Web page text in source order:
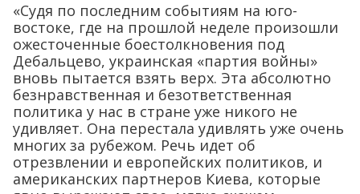
«Судя по последним событиям на юго-
востоке, где на прошлой неделе произошли
ожесточенные боестолкновения под
Дебальцево, украинская «партия войны»
вновь пытается взять верх. Эта абсолютно
безнравственная и безответственная
политика у нас в стране уже никого не
удивляет. Она перестала удивлять уже очень
многих за рубежом. Речь идет об
отрезвлении и европейских политиков, и
американских партнеров Киева, которые